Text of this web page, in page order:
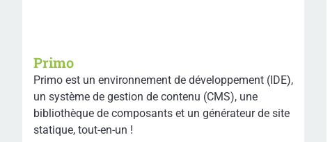
Primo
Primo est un environnement de développement (IDE),
un système de gestion de contenu (CMS), une
bibliothèque de composants et un générateur de site
statique, tout-en-un !